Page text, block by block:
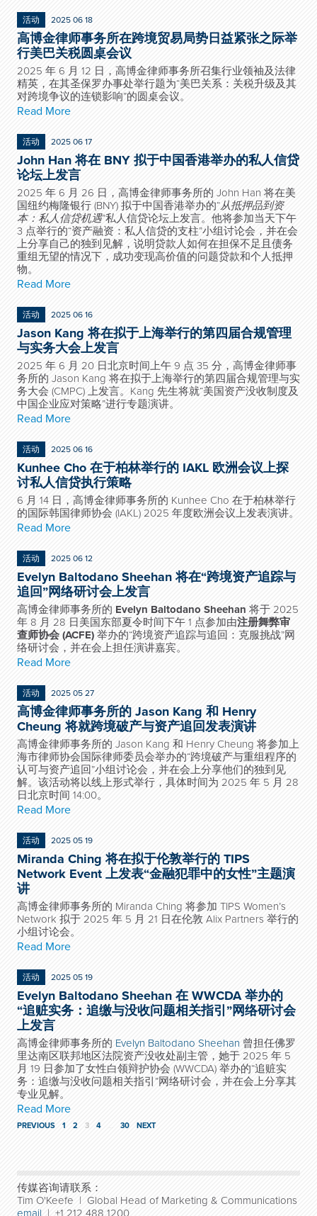
活动 2025 06 18
高博金律师事务所在跨境贸易局势日益紧张之际举
行美巴关税圆桌会议
2025 年 6 月 12 日，高博金律师事务所召集行业领袖及法律
精英，在其圣保罗办事处举行题为“美巴关系：关税升级及其
对跨境争议的连锁影响”的圆桌会议。
Read More
活动 2025 06 17
John Han 将在 BNY 拟于中国香港举办的私人信贷
论坛上发言
2025 年 6 月 26 日，高博金律师事务所的 John Han 将在美
国纽约梅隆银行 (BNY) 拟于中国香港举办的“从抵押品到资
本：私人信贷机遇”私人信贷论坛上发言。他将参加当天下午
3 点举行的“资产融资：私人信贷的支柱”小组讨论会，并在会
上分享自己的独到见解，说明贷款人如何在担保不足且债务
重组无望的情况下，成功变现高价值的问题贷款和个人抵押
物。
Read More
活动 2025 06 16
Jason Kang 将在拟于上海举行的第四届合规管理
与实务大会上发言
2025 年 6 月 20 日北京时间上午 9 点 35 分，高博金律师事
务所的 Jason Kang 将在拟于上海举行的第四届合规管理与实
务大会 (CMPC) 上发言。Kang 先生将就“美国资产没收制度及
中国企业应对策略”进行专题演讲。
Read More
活动 2025 06 16
Kunhee Cho 在于柏林举行的 IAKL 欧洲会议上探
讨私人信贷执行策略
6 月 14 日，高博金律师事务所的 Kunhee Cho 在于柏林举行
的国际韩国律师协会 (IAKL) 2025 年度欧洲会议上发表演讲。
Read More
活动 2025 06 12
Evelyn Baltodano Sheehan 将在“跨境资产追踪与
追回”网络研讨会上发言
高博金律师事务所的 Evelyn Baltodano Sheehan 将于 2025
年 8 月 28 日美国东部夏令时间下午 1 点参加由注册舞弊审
查师协会 (ACFE) 举办的“跨境资产追踪与追回：克服挑战”网
络研讨会，并在会上担任演讲嘉宾。
Read More
活动 2025 05 27
高博金律师事务所的 Jason Kang 和 Henry
Cheung 将就跨境破产与资产追回发表演讲
高博金律师事务所的 Jason Kang 和 Henry Cheung 将参加上
海市律师协会国际律师委员会举办的“跨境破产与重组程序的
认可与资产追回”小组讨论会，并在会上分享他们的独到见
解。该活动将以线上形式举行，具体时间为 2025 年 5 月 28
日北京时间 14:00。
Read More
活动 2025 05 19
Miranda Ching 将在拟于伦敦举行的 TIPS
Network Event 上发表“金融犯罪中的女性”主题演
讲
高博金律师事务所的 Miranda Ching 将参加 TIPS Women’s
Network 拟于 2025 年 5 月 21 日在伦敦 Alix Partners 举行的
小组讨论会。
Read More
活动 2025 05 19
Evelyn Baltodano Sheehan 在 WWCDA 举办的
“追赃实务：追缴与没收问题相关指引”网络研讨会
上发言
高博金律师事务所的 Evelyn Baltodano Sheehan 曾担任佛罗
里达南区联邦地区法院资产没收处副主管，她于 2025 年 5
月 19 日参加了女性白领辩护协会 (WWCDA) 举办的“追赃实
务：追缴与没收问题相关指引”网络研讨会，并在会上分享其
专业见解。
Read More
PREVIOUS 1 2 3 4 … 30 NEXT
传媒咨询请联系：
Tim O'Keefe | Global Head of Marketing & Communications
email | +1 212 488 1200